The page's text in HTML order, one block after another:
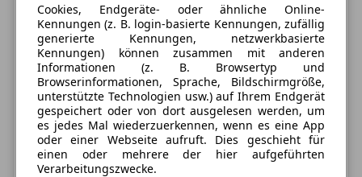
Cookies, Endgeräte- oder ähnliche Online-
Kennungen (z. B. login-basierte Kennungen, zufällig
generierte Kennungen, netzwerkbasierte
Kennungen) können zusammen mit anderen
Informationen (z. B. Browsertyp und
Browserinformationen, Sprache, Bildschirmgröße,
unterstützte Technologien usw.) auf Ihrem Endgerät
gespeichert oder von dort ausgelesen werden, um
es jedes Mal wiederzuerkennen, wenn es eine App
oder einer Webseite aufruft. Dies geschieht für
einen oder mehrere der hier aufgeführten
Verarbeitungszwecke.